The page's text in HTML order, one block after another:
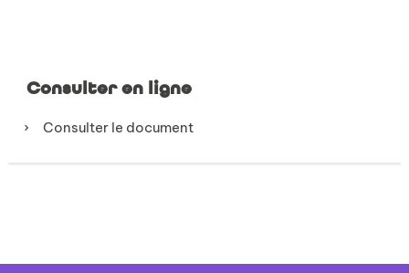
Consulter en ligne
Consulter le document